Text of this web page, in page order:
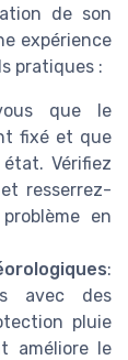
de son
expérience
pratiques :
que le
fixé et que
Vérifiez
et resserrez-
en
:
avec des
pluie
améliore le